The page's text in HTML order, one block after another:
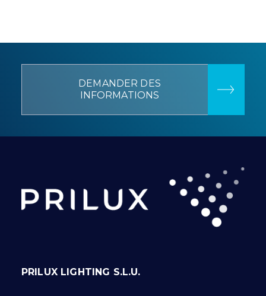
DEMANDER DES
INFORMATIONS
PRILUX LIGHTING S.L.U.